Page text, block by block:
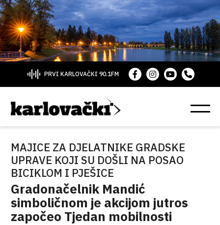
PRVI KARLOVAČKI 90.1FM
MAJICE ZA DJELATNIKE GRADSKE
UPRAVE KOJI SU DOŠLI NA POSAO
BICIKLOM I PJEŠICE
Gradonačelnik Mandić
simboličnom je akcijom jutros
započeo Tjedan mobilnosti